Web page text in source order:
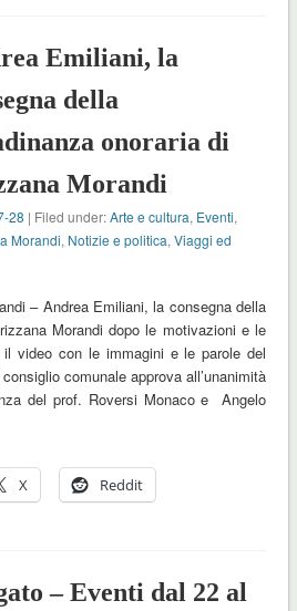
Emiliani, la
della
onoraria di
Morandi
28 | Filed under:Arte e cultura, Eventi,
Morandi, Notizie e politica,Viaggi ed
– Andrea Emiliani, la consegna della
Morandi dopo le motivazioni e le
video con le immagini e le parole del
comunale approva all’unanimità
del prof. Roversi Monaco e Angelo
X Reddit
– Eventi dal 22 al